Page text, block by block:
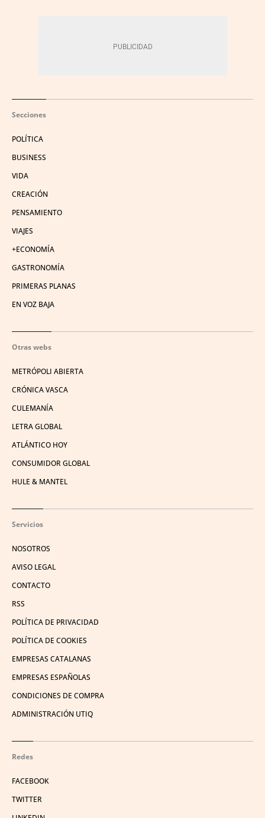
Secciones
POLÍTICA
BUSINESS
VIDA
CREACIÓN
PENSAMIENTO
VIAJES
+ECONOMÍA
GASTRONOMÍA
PRIMERAS PLANAS
EN VOZ BAJA
Otras webs
METRÓPOLI ABIERTA
CRÓNICA VASCA
CULEMANÍA
LETRA GLOBAL
ATLÁNTICO HOY
CONSUMIDOR GLOBAL
HULE & MANTEL
Servicios
NOSOTROS
AVISO LEGAL
CONTACTO
RSS
POLÍTICA DE PRIVACIDAD
POLÍTICA DE COOKIES
EMPRESAS CATALANAS
EMPRESAS ESPAÑOLAS
CONDICIONES DE COMPRA
ADMINISTRACIÓN UTIQ
Redes
FACEBOOK
TWITTER